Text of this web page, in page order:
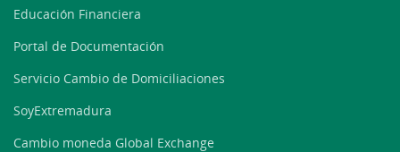
Educación Financiera
Portal de Documentación
Servicio Cambio de Domiciliaciones
SoyExtremadura
Cambio moneda Global Exchange